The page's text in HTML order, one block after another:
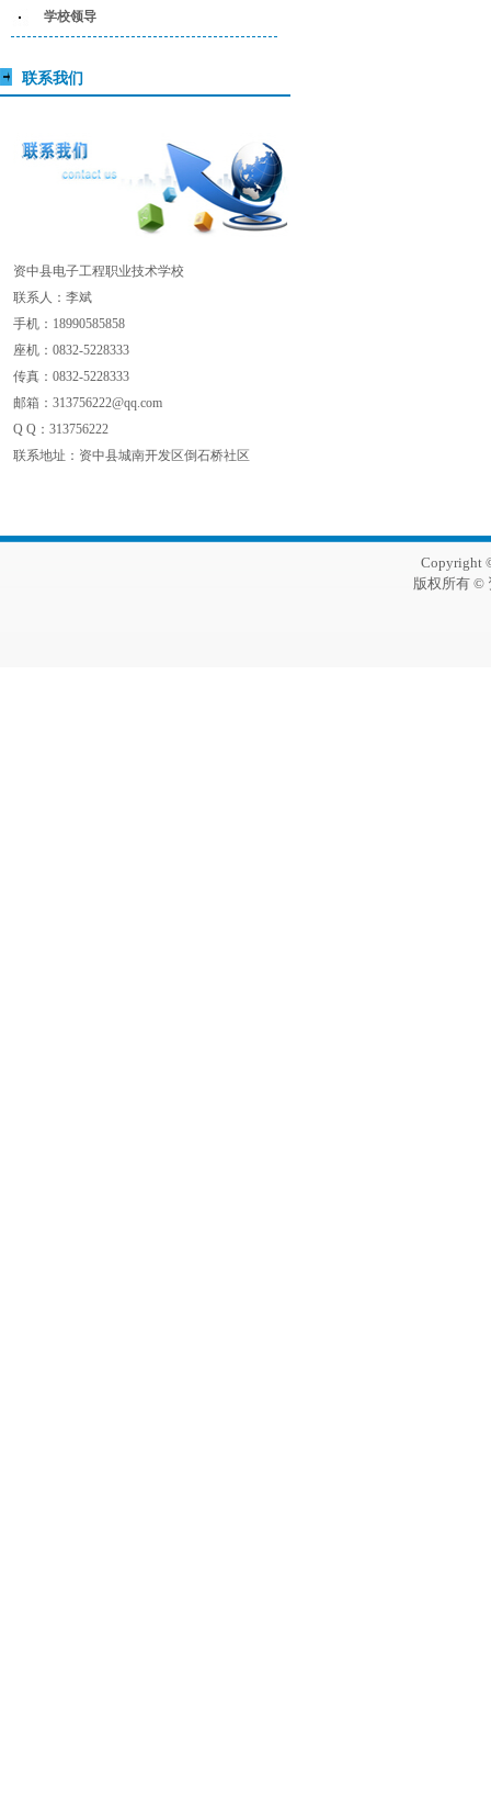
学校领导
联系我们
资中县电子工程职业技术学校
联系人：李斌
手机：18990585858
座机：0832-5228333
传真： 0832-5228333
邮箱：313756222@qq.com
Q Q： 313756222
联系地址：资中县城南开发区倒石桥社区
Copyright
版权所有 ©